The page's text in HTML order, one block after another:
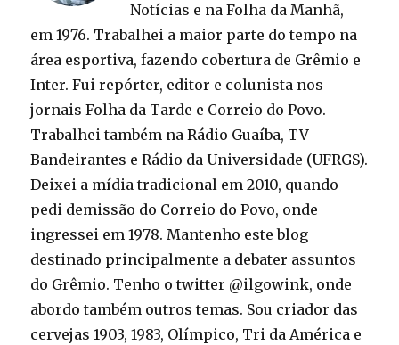
Notícias e na Folha da Manhã,
em 1976. Trabalhei a maior parte do tempo na
área esportiva, fazendo cobertura de Grêmio e
Inter. Fui repórter, editor e colunista nos
jornais Folha da Tarde e Correio do Povo.
Trabalhei também na Rádio Guaíba, TV
Bandeirantes e Rádio da Universidade (UFRGS).
Deixei a mídia tradicional em 2010, quando
pedi demissão do Correio do Povo, onde
ingressei em 1978. Mantenho este blog
destinado principalmente a debater assuntos
do Grêmio. Tenho o twitter @ilgowink, onde
abordo também outros temas. Sou criador das
cervejas 1903, 1983, Olímpico, Tri da América e